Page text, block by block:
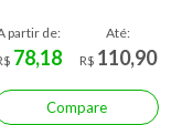
partir de:
78,18
Até:
R$ 110,90
Compare